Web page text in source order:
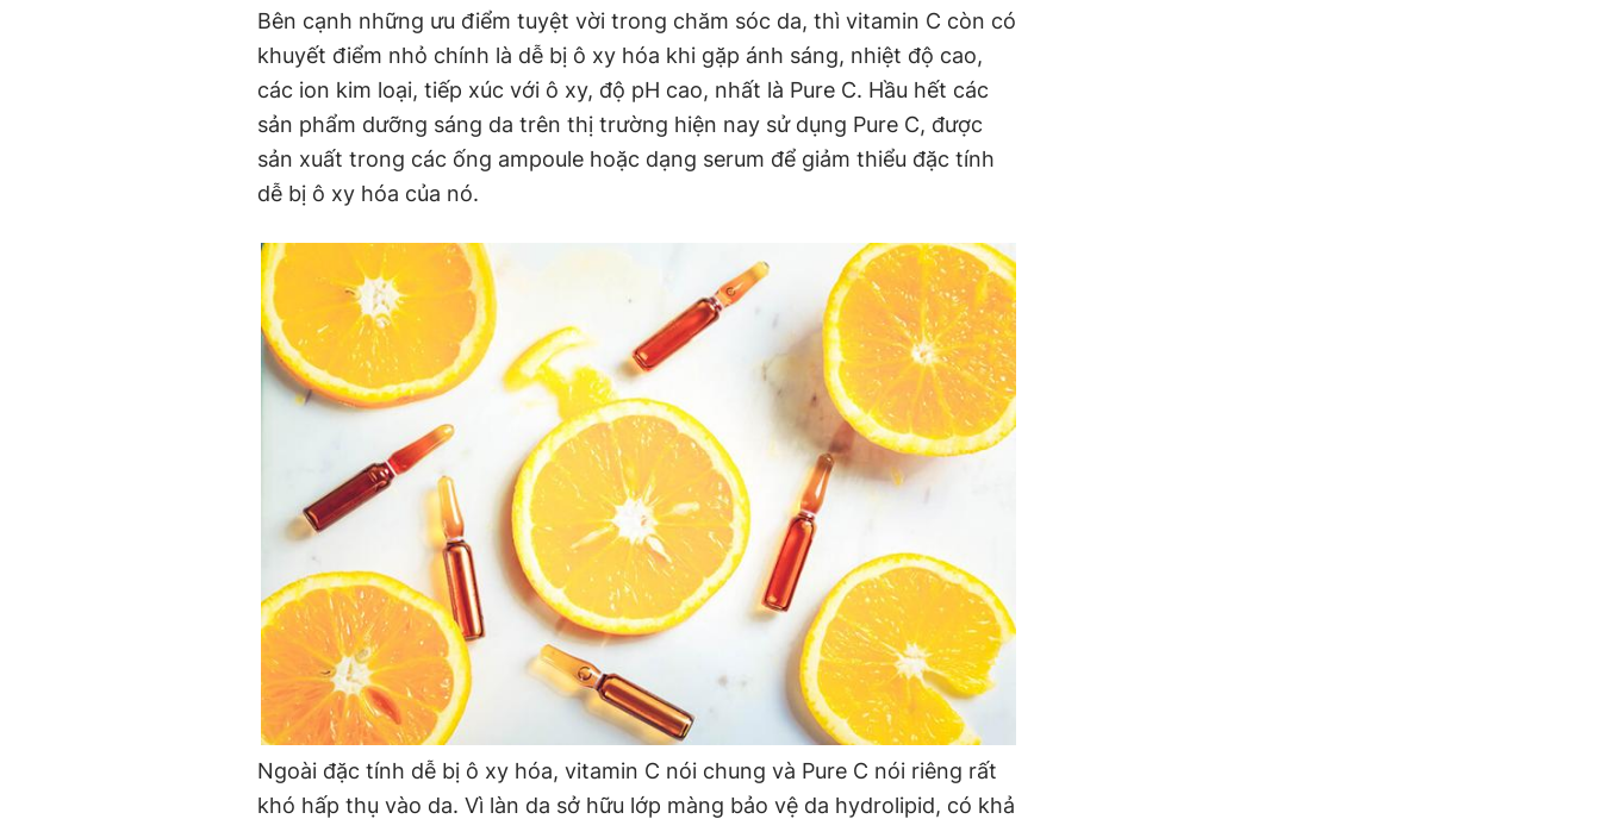
Bên cạnh những ưu điểm tuyệt vời trong chăm sóc da, thì vitamin C còn có
khuyết điểm nhỏ chính là dễ bị ô xy hóa khi gặp ánh sáng, nhiệt độ cao,
các ion kim loại, tiếp xúc với ô xy, độ pH cao, nhất là Pure C. Hầu hết các
sản phẩm dưỡng sáng da trên thị trường hiện nay sử dụng Pure C, được
sản xuất trong các ống ampoule hoặc dạng serum để giảm thiểu đặc tính
dễ bị ô xy hóa của nó.
Ngoài đặc tính dễ bị ô xy hóa, vitamin C nói chung và Pure C nói riêng rất
khó hấp thụ vào da. Vì làn da sở hữu lớp màng bảo vệ da hydrolipid, có khả